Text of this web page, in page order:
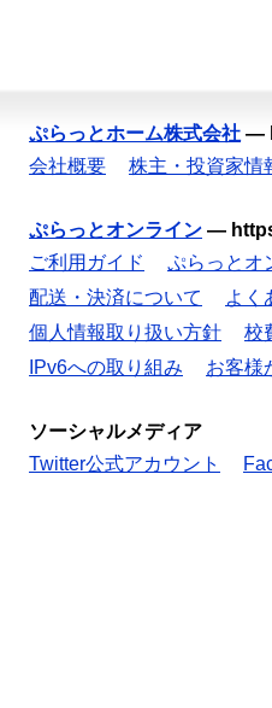
ぷらっとホーム株式会社 —
会社概要
株主・投資家情
ぷらっとオンライン —
ご利用ガイド
ぷらっとオ
配送・決済について
よく
個人情報取り扱い方針
校
IPv6への取り組み
お客様
ソーシャルメディア
Twitter公式アカウント